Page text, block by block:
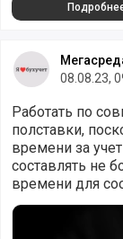
08.08.23,
Работать по
полставки,
времени за
составлять не
времени для
По